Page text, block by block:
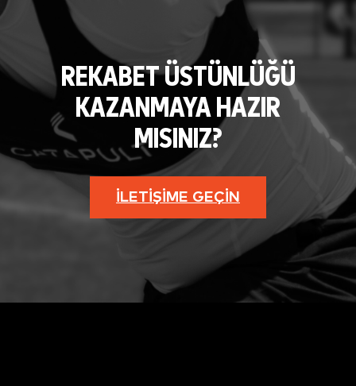
REKABET ÜSTÜNLÜĞÜ
KAZANMAYA HAZIR
MISINIZ?
İLETIŞIME GEÇIN